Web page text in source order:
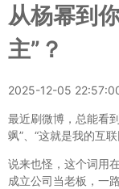
从杨幂到
主”？
2025-12-05
最近刷微博，总能看
飒”、“这就是我的互联
说来也怪，这个词用
成立公司当老板，一